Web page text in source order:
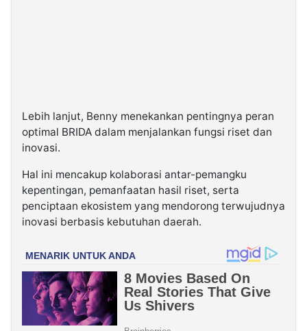
Lebih lanjut, Benny menekankan pentingnya peran
optimal BRIDA dalam menjalankan fungsi riset dan
inovasi.
Hal ini mencakup kolaborasi antar-pemangku
kepentingan, pemanfaatan hasil riset, serta
penciptaan ekosistem yang mendorong terwujudnya
inovasi berbasis kebutuhan daerah.